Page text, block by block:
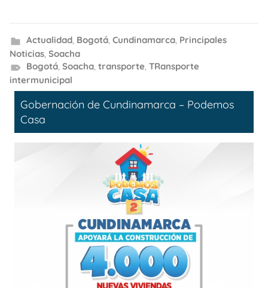
Actualidad, Bogotá, Cundinamarca, Principales
Noticias Soacha
Bogotá, Soacha, transporte, TRansporte
intermunicipal
Gobernación de Cundinamarca – Podemos
Casa